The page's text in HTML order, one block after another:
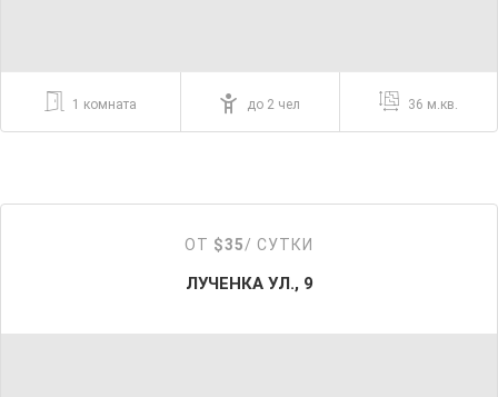
1 комната до 2 чел 36 м.кв.
ОТ $35/ СУТКИ
ЛУЧЕНКА УЛ., 9